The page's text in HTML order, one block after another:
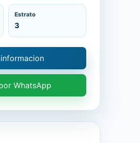
Estrato
3
WhatsApp